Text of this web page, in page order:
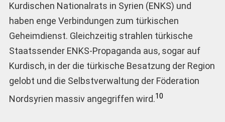
Kurdischen Nationalrats in Syrien (ENKS) und
haben enge Verbindungen zum türkischen
Geheimdienst. Gleichzeitig strahlen türkische
Staatssender ENKS-Propaganda aus, sogar auf
Kurdisch, in der die türkische Besatzung der Region
gelobt und die Selbstverwaltung der Föderation
Nordsyrien massiv angegriffen wird.10